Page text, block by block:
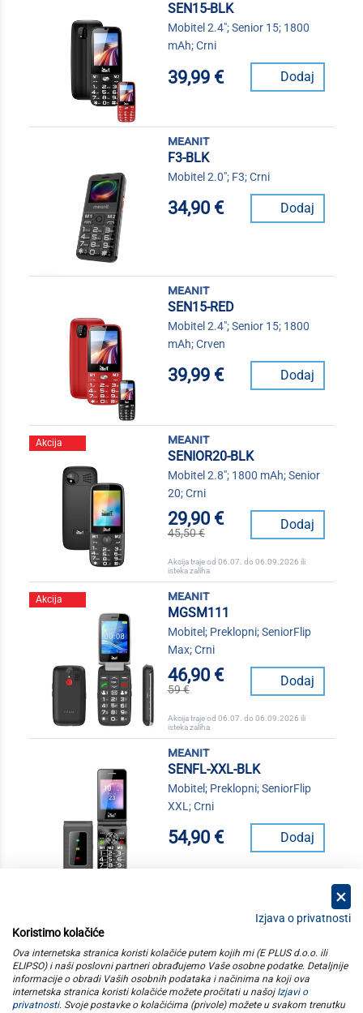
SEN15-BLK
Mobitel 2.4"; Senior 15; 1800
mAh; Crni
39,99 € Dodaj
meanit
F3-BLK
Mobitel 2.0"; F3; Crni
34,90 € Dodaj
meanit
SEN15-RED
Mobitel 2.4"; Senior 15; 1800
mAh; Crven
39,99 € Dodaj
Akcija
meanit
SENIOR20-BLK
Mobitel 2.8"; 1800 mAh; Senior
20; Crni
29,90 €
45,50 €
Dodaj
Akcija traje od 06.07. do 06.09.2026 ili
isteka zaliha
Akcija
meanit
MGSM111
Mobitel; Preklopni; SeniorFlip
Max; Crni
46,90 €
59 €
Dodaj
Akcija traje od 06.07. do 06.09.2026 ili
isteka zaliha
meanit
SENFL-XXL-BLK
Mobitel; Preklopni; SeniorFlip
XXL; Crni
54,90 € Dodaj
kategorije
elipso
Izjava o privatnosti
Koristimo kolačiće
Ova internetska stranica koristi kolačiće putem kojih mi (E PLUS d.o.o. ili
ELIPSO) i naši poslovni partneri obrađujemo Vaše osobne podatke. Detaljnije
informacije o obradi Vaših osobnih podataka i načinima na koji ova
internetska stranica koristi kolačiće možete pročitati u našoj Izjavi o
privatnosti. Svoje postavke o kolačićima (privole) možete u svakom trenutku